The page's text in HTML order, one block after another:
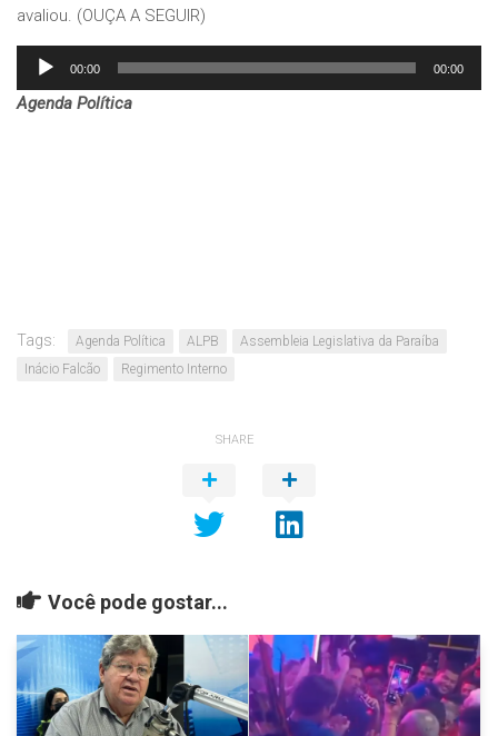
avaliou. (OUÇA A SEGUIR)
Tocador
áudio
00:00 00:00
Agenda Política
Tags: Agenda Política ALPB
Assembleia Legislativa da Paraíba
Inácio Falcão
Regimento Interno
SHARE
Você pode gostar...